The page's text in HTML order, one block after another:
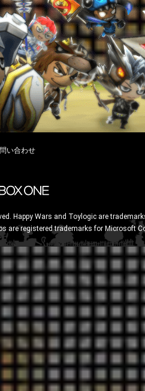
い合わせ
Happy Wars and Toylogic are
are registered trademarks for Microsoft